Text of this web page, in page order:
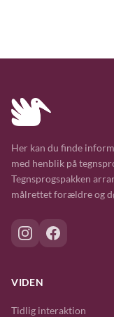
Her kan du finde
med henblik på
Tegnsprogspakken
målrettet forældre og
VIDEN
Tidlig interaktion